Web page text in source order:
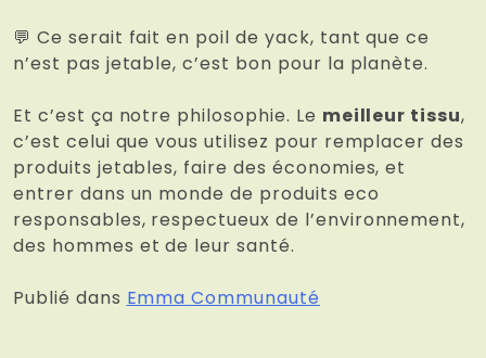
💬 Ce serait fait en poil de yack, tant que ce
n’est pas jetable, c’est bon pour la planète.
Et c’est ça notre philosophie. Le meilleur tissu,
c’est celui que vous utilisez pour remplacer des
produits jetables, faire des économies, et
entrer dans un monde de produits eco
responsables, respectueux de l’environnement,
des hommes et de leur santé.
Publié dans Emma Communauté